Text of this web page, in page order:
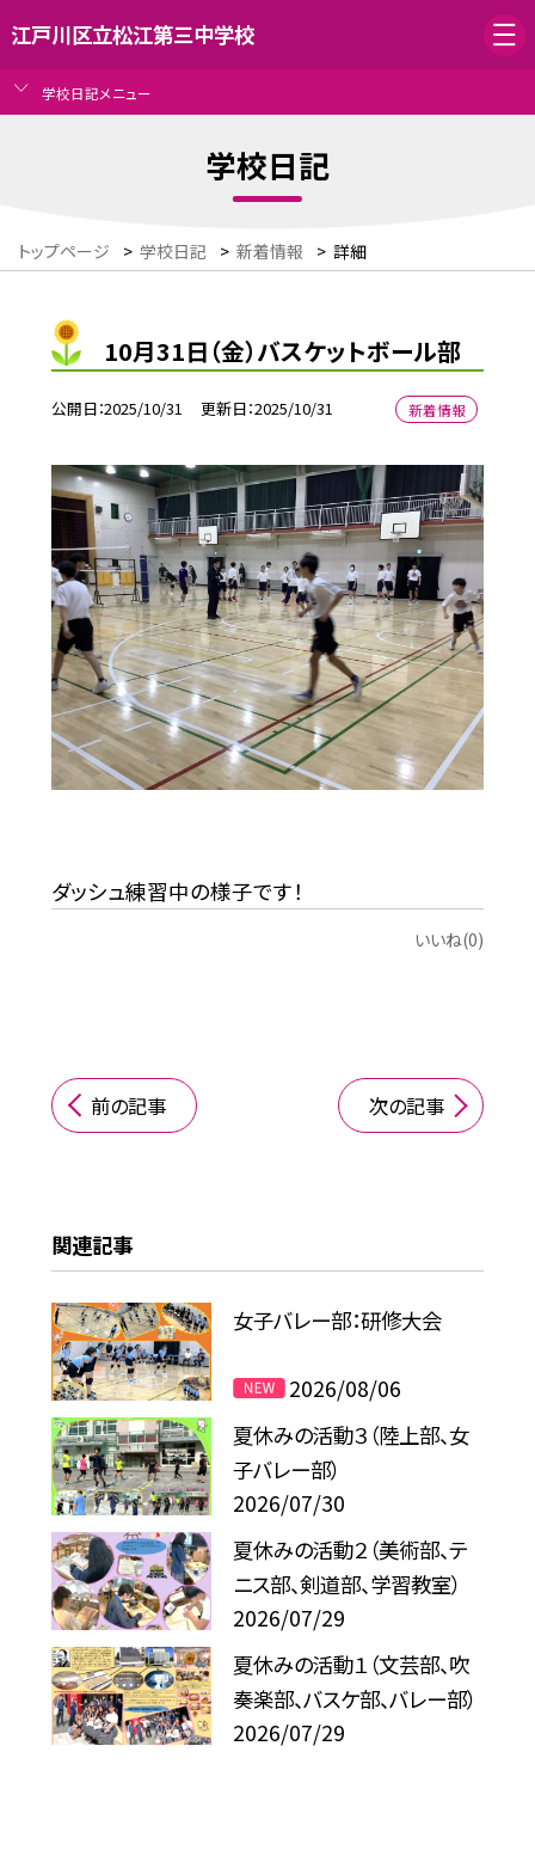
江戸川区立松江第三中学校
学校日記メニュー
学校日記
トップページ > 学校日記 > 新着情報 > 詳細
10月31日（金）バスケットボール部
公開日 2025/10/31 更新日 2025/10/31 新着情報
ダッシュ練習中の様子です！
いいね(0)
前の記事 次の記事
関連記事
女子バレー部：研修大会
2026/08/06
夏休みの活動３（陸上部、女
子バレー部）
2026/07/30
夏休みの活動２（美術部、テ
ニス部、剣道部、学習教室）
2026/07/29
夏休みの活動１（文芸部、吹
奏楽部、バスケ部、バレー部）
2026/07/29